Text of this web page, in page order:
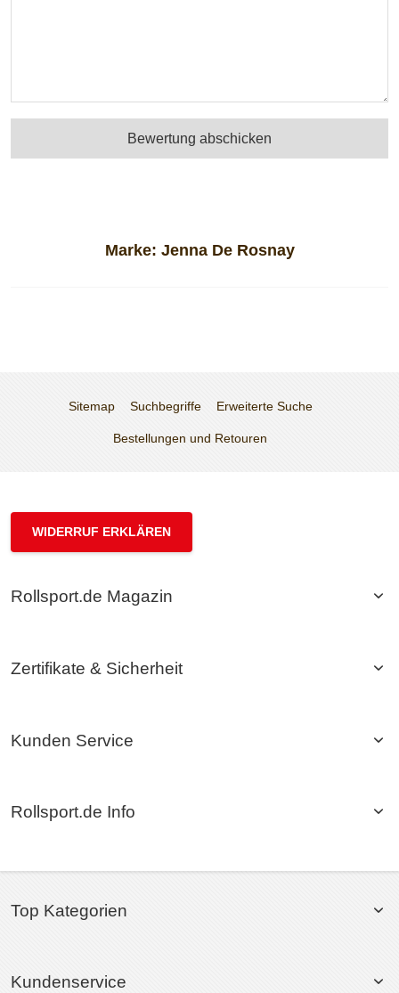
Marke: Jenna De Rosnay
Bewertung abschicken
Sitemap Suchbegriffe Erweiterte Suche
Bestellungen und Retouren
WIDERRUF ERKLÄREN
Rollsport.de Magazin
Zertifikate & Sicherheit
Kunden Service
Rollsport.de Info
Top Kategorien
Kundenservice